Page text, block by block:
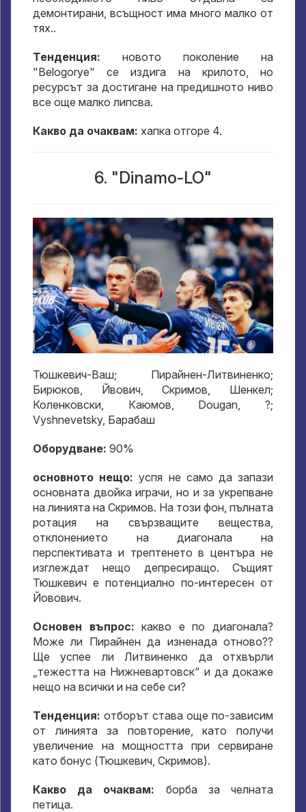
демонтирани, всъщност има много малко от
тях..
Тенденция: новото поколение на
"Belogorye" се издига на крилото, но
ресурсът за достигане на предишното ниво
все още малко липсва.
Какво да очаквам: хапка отгоре 4.
6. "Dinamo-LO"
Тюшкевич-Ваш; Пирайнен-Литвиненко;
Бирюков, Йвович, Скримов, Шенкел;
Коленковски, Каюмов, Dougan, ?;
Vyshnevetsky, Барабаш
Оборудване: 90%
основното нещо: успя не само да запази
основната двойка играчи, но и за укрепване
на линията на Скримов. На този фон, пълната
ротация на свързващите вещества,
отклонението на диагонала на
перспективата и трептенето в центъра не
изглеждат нещо депресиращо. Същият
Тюшкевич е потенциално по-интересен от
Йовович.
Основен въпрос: какво е по диагонала?
Може ли Пирайнен да изненада отново??
Ще успее ли Литвиненко да отхвърли
„тежестта на Нижневартовск“ и да докаже
нещо на всички и на себе си?
Тенденция: отборът става още по-зависим
от линията за повторение, като получи
увеличение на мощността при сервиране
като бонус (Тюшкевич, Скримов).
Какво да очаквам: борба за челната
петица.